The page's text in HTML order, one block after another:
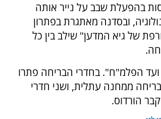
בהפעלת שבב על נייר אותה
ובסדנה מאתגרת בפתרון
"המעבדה המטורפת של גיא המדען" שילב בין כל
הפלמ"ח". בחדרי הבריחה פתרו
ממחנה עתלית, ושני חדרי
הורדוס.